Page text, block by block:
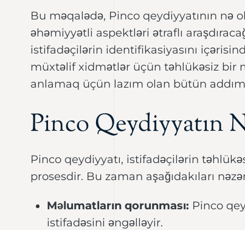
Bu məqalədə, Pinco qeydiyyatının nə
əhəmiyyətli aspektləri ətraflı
istifadəçilərin identifikasiyasını
müxtəlif xidmətlər üçün təhlükəsiz bir
anlamaq üçün lazım olan bütün
Pinco Qeydiyyatın
Pinco qeydiyyatı, istifadəçilərin
prosesdir. Bu zaman aşağıdakıları
Məlumatların qorunması: Pinco
istifadəsini əngəlləyir.